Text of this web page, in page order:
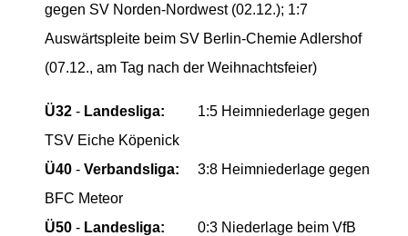
gegen SV Norden-Nordwest (02.12.); 1:7
Auswärtspleite beim SV Berlin-Chemie Adlershof
(07.12., am Tag nach der Weihnachtsfeier)
Ü32 - Landesliga: 1:5 Heimniederlage gegen
TSV Eiche Köpenick
Ü40 - Verbandsliga: 3:8 Heimniederlage gegen
BFC Meteor
Ü50 - Landesliga:
0:3 Niederlage beim VfB